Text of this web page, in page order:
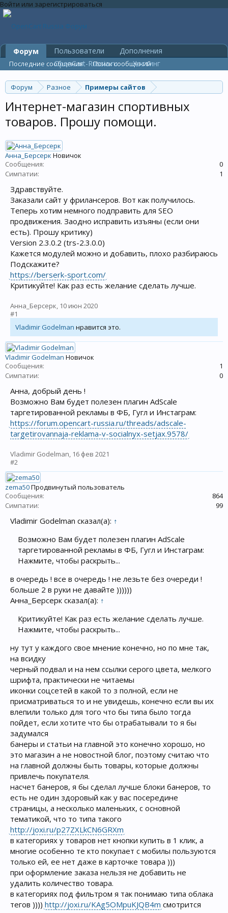
Войти или зарегистрироваться
Форум Разное Примеры сайтов
Интернет-магазин спортивных
товаров. Прошу помощи.
Анна_Берсерк Новичок
Сообщения:
0
Симпатии:
1
Здравствуйте.
Заказали сайт у фрилансеров. Вот как получилось.
Теперь хотим немного подправить для SEO
продвижения. Заодно исправить изъяны (если они
есть). Прошу критику)
Version 2.3.0.2 (trs-2.3.0.0)
Кажется модулей можно и добавить, плохо разбираюсь
Подскажите?
https://berserk-sport.com/
Критикуйте! Как раз есть желание сделать лучше.
Анна_Берсерк, 10 июн 2020
#1
Vladimir Godelman нравится это.
Vladimir Godelman Новичок
Сообщения:
1
Симпатии:
0
Анна, добрый день !
Возможно Вам будет полезен плагин AdScale
таргетированной рекламы в ФБ, Гугл и Инстаграм:
https://forum.opencart-russia.ru/threads/adscale-
targetirovannaja-reklama-v-socialnyx-setjax.9578/
Vladimir Godelman, 16 фев 2021
#2
zema50Продвинутый пользователь
Сообщения:
864
Симпатии:
99
Vladimir Godelman сказал(а): ↑
Возможно Вам будет полезен плагин AdScale
таргетированной рекламы в ФБ, Гугл и Инстаграм:
Нажмите, чтобы раскрыть...
в очередь ! все в очередь ! не лезьте без очереди !
больше 2 в руки не давайте ))))))
Анна_Берсерк сказал(а): ↑
Критикуйте! Как раз есть желание сделать лучше.
Нажмите, чтобы раскрыть...
ну тут у каждого свое мнение конечно, но по мне так,
на всидку
черный подвал и на нем ссылки серого цвета, мелкого
шрифта, практически не читаемы
иконки соцсетей в какой то з полной, если не
присматриваться то и не увидешь, конечно если вы их
влепили только для того что бы типа было тогда
пойдет, если хотите что бы отрабатывали то я бы
задумался
банеры и статьи на главной это конечно хорошо, но
это магазин а не новостной блог, поэтому считаю что
на главной должны быть товары, которые должны
привлечь покупателя.
насчет банеров, я бы сделал лучше блоки банеров, то
есть не один здоровый как у вас посередине
страницы, а несколько маленьких, с основной
тематикой, что то типа такого
http://joxi.ru/p27ZXLkCN6GRXm
в категориях у товаров нет кнопки купить в 1 клик, а
многие особенно те кто покупает с мобилы пользуются
только ей, ее нет даже в карточке товара )))
при оформление заказа нельзя не добавить не
удалить количество товара.
в категориях под фильтром я так понимаю типа облака
тегов )))) http://joxi.ru/KAg5OMpuKJQB4m смотрится
Форум
Последние сообщения Поиск сообщений
Пользователи
Дополнения
OpenCart-Russia.ru
Хостинг